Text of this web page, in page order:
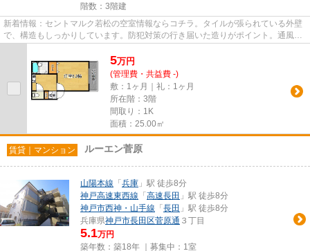
階数：3階建
新着情報：セントマルク若松の空室情報ならコチラ。タイルが張られている外壁
で、構造もしっかりしています。防犯対策の行き届いた造りがポイント。通風良
5万円
(管理費・共益費 -)
敷：1ヶ月｜礼：1ヶ月
所在階：3階
間取り：1K
面積：25.00㎡
賃貸｜マンション ルーエン菅原
山陽本線 「 兵庫 」駅 徒歩8分
神戸高速東西線 「 高速長田 」駅 徒歩8分
神戸市西神・山手線 「 長田 」駅 徒歩8分
兵庫県神戸市長田区菅原通 ３丁目
5.1万円
築年数：築18年 ｜募集中： 1室